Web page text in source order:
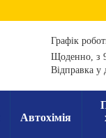
Графік
Щоденно, з
Відправка у
Автохімія